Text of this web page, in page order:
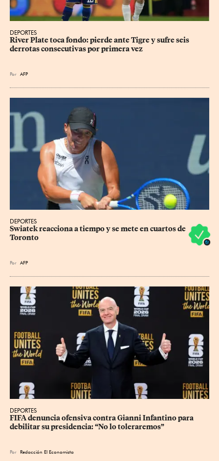
DEPORTES
River Plate toca fondo: pierde ante Tigre y sufre seis
derrotas consecutivas por primera vez
Por AFP
DEPORTES
Swiatek reacciona a tiempo y se mete en cuartos de
Toronto
Por AFP
DEPORTES
FIFA denuncia ofensiva contra Gianni Infantino para
debilitar su presidencia: “No lo toleraremos”
Por Redacción El Economista